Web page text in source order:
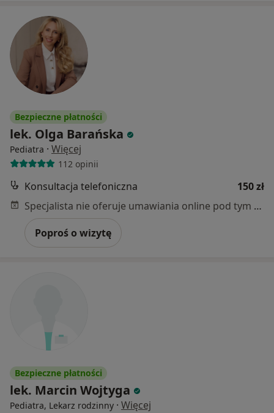
Bezpieczne płatności
lek. Olga Barańska
Pediatra · Więcej
112 opinii
Konsultacja telefoniczna
150 zł
Specjalista nie oferuje umawiania online pod tym adresem.
Poproś o wizytę
Bezpieczne płatności
lek. Marcin Wojtyga
Pediatra, Lekarz rodzinny · Więcej